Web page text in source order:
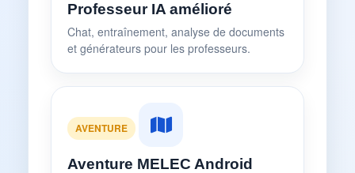
Professeur IA amélioré
Chat, entraînement, analyse de documents
et générateurs pour les professeurs.
AVENTURE
Aventure MELEC Android